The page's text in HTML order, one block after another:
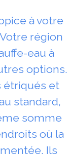
à votre
région
eau à
options.
étriqués et
standard,
somme
où la
Ils